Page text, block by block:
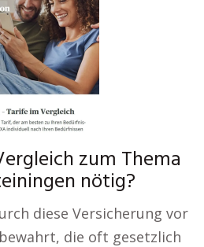
zum Thema
nötig?
diese Versicherung vor
die oft gesetzlich